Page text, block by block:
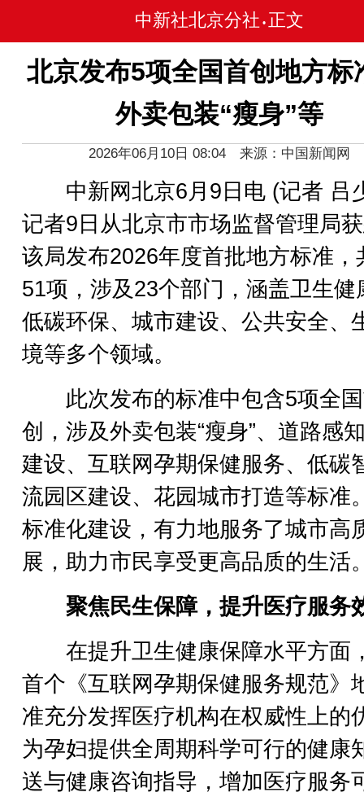
中新社北京分社 • 正文
北京发布5项全国首创地方标
外卖包装“瘦身”等
2026年06月10日 08:04 来源：中国新闻网
中新网北京6月9日电 (记者 吕
记者9日从北京市市场监督管理局
该局发布2026年度首批地方标准，
51项，涉及23个部门，涵盖卫生健
低碳环保、城市建设、公共安全、
境等多个领域。
此次发布的标准中包含5项全
创，涉及外卖包装“瘦身”、道路感
建设、互联网孕期保健服务、低碳
流园区建设、花园城市打造等标准
标准化建设，有力地服务了城市高
展，助力市民享受更高品质的生活
聚焦民生保障，提升医疗服务
在提升卫生健康保障水平方面
首个《互联网孕期保健服务规范》
准充分发挥医疗机构在权威性上的
为孕妇提供全周期科学可行的健康
送与健康咨询指导，增加医疗服务